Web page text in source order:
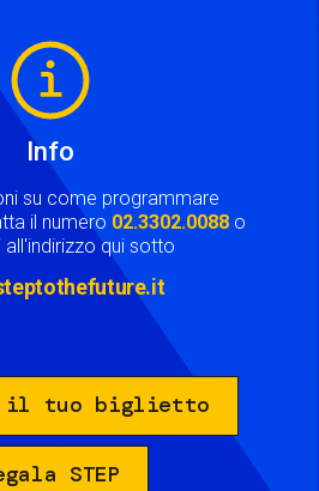
Info
su come programmare
il numero 02.3302.0088 o
all'indirizzo qui sotto
il tuo biglietto
STEP